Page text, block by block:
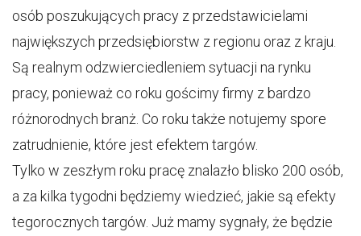
osób poszukujących pracy z przedstawicielami
największych przedsiębiorstw z regionu oraz z kraju.
Są realnym odzwierciedleniem sytuacji na rynku
pracy, ponieważ co roku gościmy firmy z bardzo
różnorodnych branż. Co roku także notujemy spore
zatrudnienie, które jest efektem targów.
Tylko w zeszłym roku pracę znalazło blisko 200 osób,
a za kilka tygodni będziemy wiedzieć, jakie są efekty
tegorocznych targów. Już mamy sygnały, że będzie